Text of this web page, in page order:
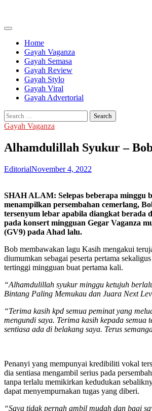
content
Home
Gayah Vaganza
Gayah Semasa
Gayah Review
Gayah Stylo
Gayah Viral
Gayah Advertorial
Search
for:
Gayah Vaganza
Alhamdulillah Syukur –
EditorialNovember 4, 2022
SHAH ALAM: Selepas beberapa minggu
menampilkan persembahan cemerlang,
tersenyum lebar apabila diangkat berada
pada konsert mingguan Gegar Vaganza
(GV9) pada Ahad lalu.
Bob membawakan lagu Kasih mengakui
diumumkan sebagai peserta pertama
tertinggi mingguan buat pertama kali.
“Alhamdulillah syukur minggu ketujuh
Bintang Paling Memukau dan Juara Next
“Terima kasih kpd semua peminat yang
mengundi saya. Terima kasih kepada semua
sentiasa ada di belakang saya. Terus
Penanyi yang mempunyai kredibiliti vokal
dia sentiasa mengambil serius pada
tanpa terlalu memikirkan kedudukan
dapat menyempurnakan tugas yang diberi.
“Saya tidak pernah ambil mudah dan bagi